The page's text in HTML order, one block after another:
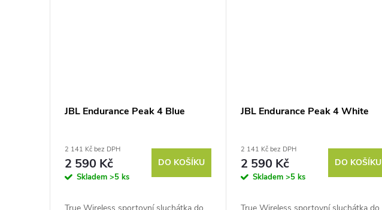
JBL Endurance Peak 4 Blue
2 141 Kč bez DPH
2 590 Kč
Skladem >5 ks
DO KOŠÍKU
JBL Endurance Peak 4 White
2 141 Kč bez DPH
2 590 Kč
Skladem>5 ks
DO KOŠÍKU